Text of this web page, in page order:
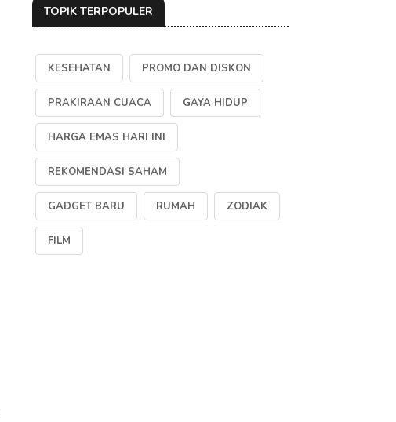
TOPIK TERPOPULER
KESEHATAN PROMO DAN DISKON
PRAKIRAAN CUACA GAYA HIDUP
HARGA EMAS HARI INI
REKOMENDASI SAHAM
GADGET BARU RUMAH ZODIAK
FILM